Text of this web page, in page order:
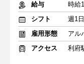
給与
時給
シフト
雇用形態
アル
アクセス
利府